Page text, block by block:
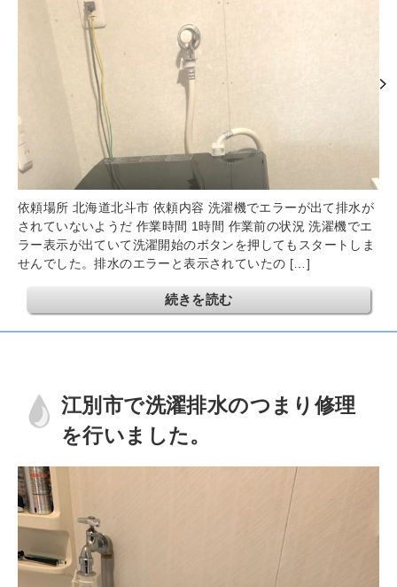
依頼場所 北海道北斗市 依頼内容 洗濯機でエラーが出て排水が
されていないようだ 作業時間 1時間 作業前の状況 洗濯機でエ
ラー表示が出ていて洗濯開始のボタンを押してもスタートしま
せんでした。排水のエラーと表示されていたの […]
続きを読む
江別市で洗濯排水のつまり修理
を行いました。